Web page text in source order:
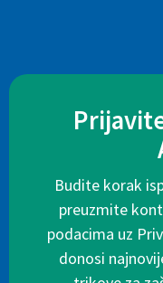
Budite korak
preuzmite
podacima uz
donosi